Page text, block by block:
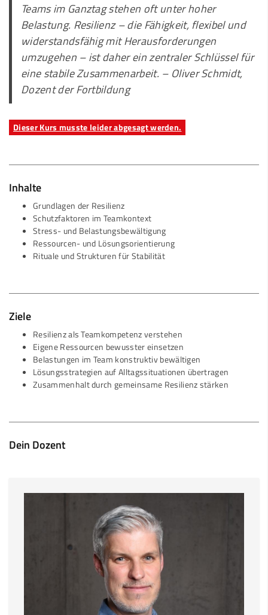
Teams im Ganztag stehen oft unter hoher
Belastung. Resilienz – die Fähigkeit, flexibel und
widerstandsfähig mit Herausforderungen
umzugehen – ist daher ein zentraler Schlüssel für
eine stabile Zusammenarbeit. – Oliver Schmidt,
Dozent der Fortbildung
Dieser Kurs musste leider abgesagt werden.
Inhalte
Grundlagen der Resilienz
Schutzfaktoren im Teamkontext
Stress- und Belastungsbewältigung
Ressourcen- und Lösungsorientierung
Rituale und Strukturen für Stabilität
Ziele
Resilienz als Teamkompetenz verstehen
Eigene Ressourcen bewusster einsetzen
Belastungen im Team konstruktiv bewältigen
Lösungsstrategien auf Alltagssituationen übertragen
Zusammenhalt durch gemeinsame Resilienz stärken
Dein Dozent